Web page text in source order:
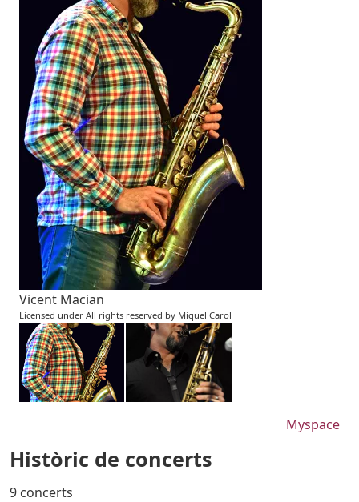
Vicent Macian
Licensed under All rights reserved by Miquel Carol
URL
Myspace
Històric de concerts
9 concerts